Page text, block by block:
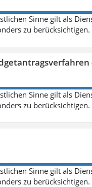
Sinne gilt als
zu berücksichtigen.
Sinne gilt als
zu berücksichtigen.
Sinne gilt als
zu berücksichtigen.